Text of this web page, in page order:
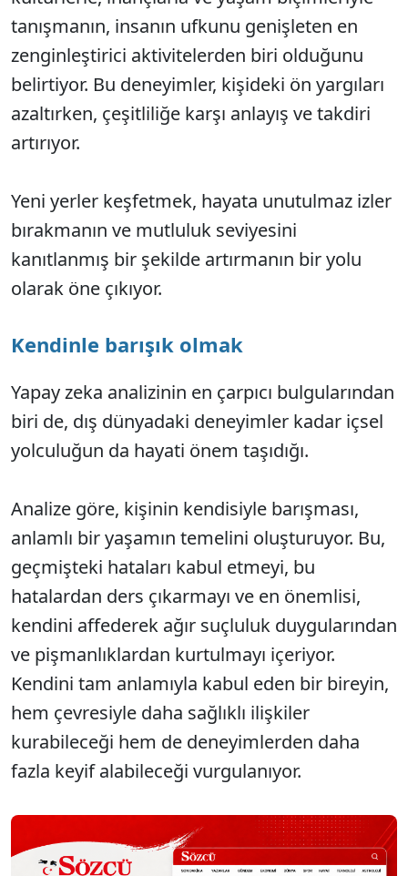
tanışmanın, insanın ufkunu genişleten en
zenginleştirici aktivitelerden biri olduğunu
belirtiyor. Bu deneyimler, kişideki ön yargıları
azaltırken, çeşitliliğe karşı anlayış ve takdiri
artırıyor.
Yeni yerler keşfetmek, hayata unutulmaz izler
bırakmanın ve mutluluk seviyesini
kanıtlanmış bir şekilde artırmanın bir yolu
olarak öne çıkıyor.
Kendinle barışık olmak
Yapay zeka analizinin en çarpıcı bulgularından
biri de, dış dünyadaki deneyimler kadar içsel
yolculuğun da hayati önem taşıdığı.
Analize göre, kişinin kendisiyle barışması,
anlamlı bir yaşamın temelini oluşturuyor. Bu,
geçmişteki hataları kabul etmeyi, bu
hatalardan ders çıkarmayı ve en önemlisi,
kendini affederek ağır suçluluk duygularından
ve pişmanlıklardan kurtulmayı içeriyor.
Kendini tam anlamıyla kabul eden bir bireyin,
hem çevresiyle daha sağlıklı ilişkiler
kurabileceği hem de deneyimlerden daha
fazla keyif alabileceği vurgulanıyor.